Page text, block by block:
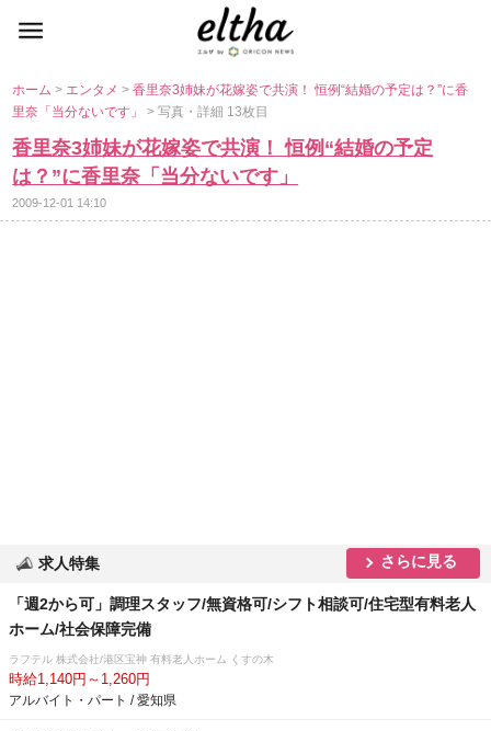
ホーム> エンタメ>香里奈3姉妹が花嫁姿で共演！ 恒例“結婚の予定は？”に香
里奈「当分ないです」> 写真・詳細 13枚目
香里奈3姉妹が花嫁姿で共演！ 恒例“結婚の予定
は？”に香里奈「当分ないです」
2009-12-01 14:10
求人特集 さらに見る
「週2から可」調理スタッフ/無資格可/シフト相談可/住宅型有料老人
ホーム/社会保障完備
ラフテル 株式会社/港区宝神 有料老人ホーム くすの木
時給1,140円～1,260円
アルバイト・パート / 愛知県